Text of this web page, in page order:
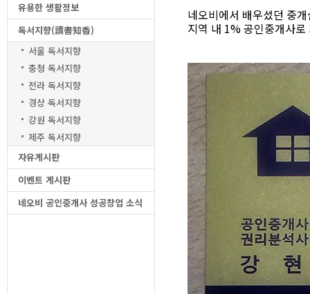
유용한 생활정보
독서지향(讀書知香)
서울 독서지향
충청 독서지향
전라 독서지향
경상 독서지향
강원 독서지향
제주 독서지향
자유게시판
이벤트 게시판
네오비 공인중개사 성공창업 소식
네오비에서 배우셨던 중
지역 내 1% 공인중개사